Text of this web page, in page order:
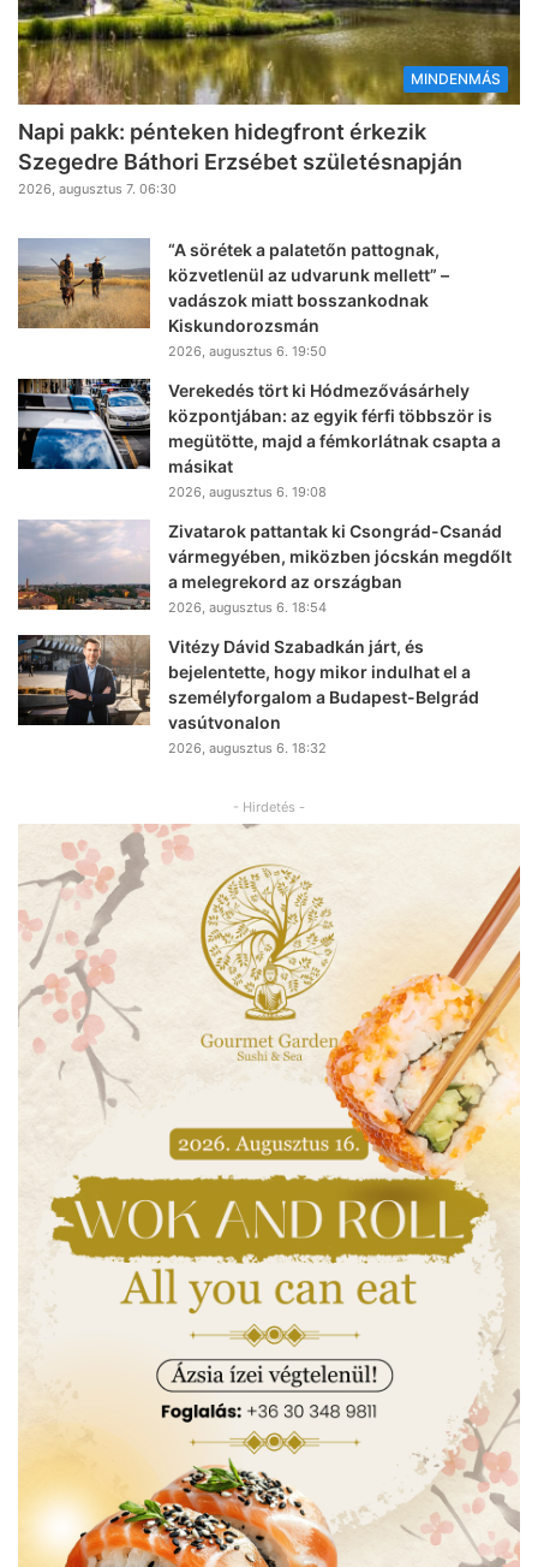
MINDENMÁS
Napi pakk: pénteken hidegfront érkezik
Szegedre Báthori Erzsébet születésnapján
2026, augusztus 7. 06:30
“A sörétek a palatetőn pattognak,
közvetlenül az udvarunk mellett” –
vadászok miatt bosszankodnak
Kiskundorozsmán
2026, augusztus 6. 19:50
Verekedés tört ki Hódmezővásárhely
központjában: az egyik férfi többször is
megütötte, majd a fémkorlátnak csapta a
másikat
2026, augusztus 6. 19:08
Zivatarok pattantak ki Csongrád-Csanád
vármegyében, miközben jócskán megdőlt
a melegrekord az országban
2026, augusztus 6. 18:54
Vitézy Dávid Szabadkán járt, és
bejelentette, hogy mikor indulhat el a
személyforgalom a Budapest-Belgrád
vasútvonalon
2026, augusztus 6. 18:32
- Hirdetés -